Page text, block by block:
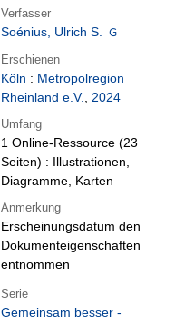
Verfasser
Soénius, Ulrich S.
Erschienen
Köln : Metropolregion
Rheinland e.V., 2024
Umfang
1 Online-Ressource (23
Seiten) : Illustrationen,
Diagramme, Karten
Anmerkung
Erscheinungsdatum den
Dokumenteigenschaften
entnommen
Serie
Gemeinsam besser -